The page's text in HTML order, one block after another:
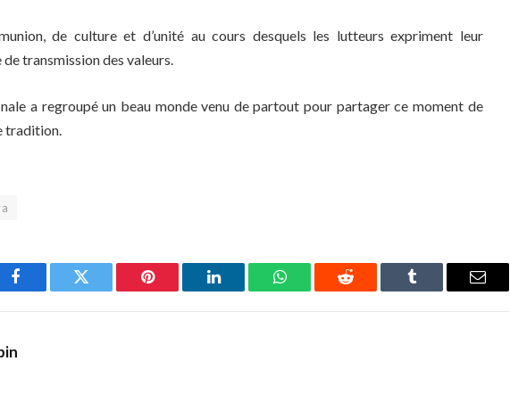
de culture et d’unité au cours desquels les lutteurs expriment leur
transmission des valeurs.
a regroupé un beau monde venu de partout pour partager ce moment de
tradition.
Facebook Twitter Pinterest LinkedIn WhatsAppReddit Tumblr Email